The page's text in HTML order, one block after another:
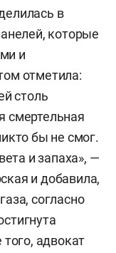
в
которые
и
отметила:
столь
смертельная
бы не смог.
и запаха», —
и добавила,
согласно
адвокат